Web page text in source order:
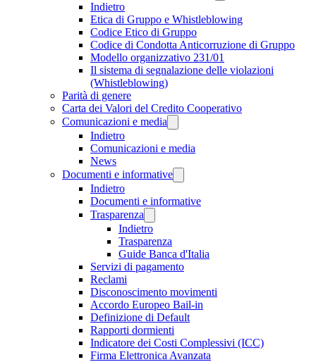
Indietro
Etica di Gruppo e Whistleblowing
Codice Etico di Gruppo
Codice di Condotta Anticorruzione di Gruppo
Modello organizzativo 231/01
Il sistema di segnalazione delle violazioni
(Whistleblowing)
Parità di genere
Carta dei Valori del Credito Cooperativo
Comunicazioni e media
Indietro
Comunicazioni e media
News
Documenti e informative
Indietro
Documenti e informative
Trasparenza
Indietro
Trasparenza
Guide Banca d'Italia
Servizi di pagamento
Reclami
Disconoscimento movimenti
Accordo Europeo Bail-in
Definizione di Default
Rapporti dormienti
Indicatore dei Costi Complessivi (ICC)
Firma Elettronica Avanzata